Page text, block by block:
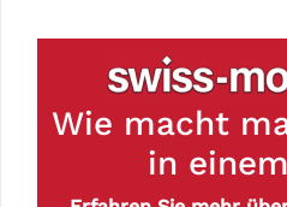
Wie macht
in